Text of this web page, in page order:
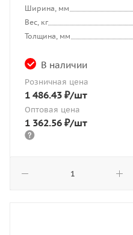
Ширина, мм
Вес, кг
Толщина, мм
В наличии
Розничная цена
1 486.43 ₽/шт
Оптовая цена
1 362.56 ₽/шт